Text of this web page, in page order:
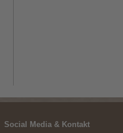
Social Media & Kontakt